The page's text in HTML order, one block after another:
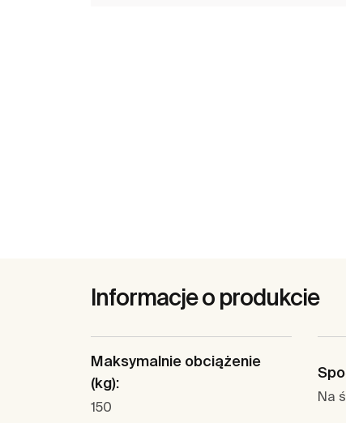
Informacje o produkcie
Maksymalnie obciążenie
(kg):
150
Na